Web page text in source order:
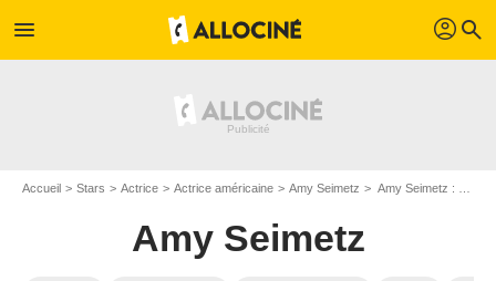
menu profil search
Accueil Stars Actrice Actrice américaine Amy Seimetz Amy Seimetz : Films et séries online
Amy Seimetz